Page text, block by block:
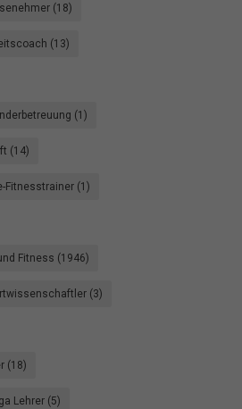
(18)
(13)
(1)
(14)
Fitnesstrainer (1)
Fitness (1946)
(3)
(18)
Lehrer (5)